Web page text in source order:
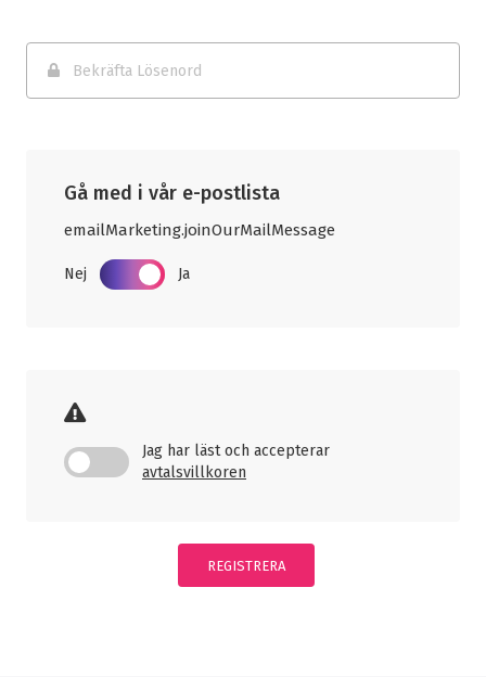
Gå med i vår e-postlista
emailMarketing.joinOurMailMessage
Ja
Nej
Jag har läst och accepterar
avtalsvillkoren
REGISTRERA